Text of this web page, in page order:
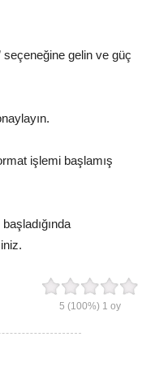
seçeneğine gelin ve güç
işlemi başlamış
5 (100%) 1 oy